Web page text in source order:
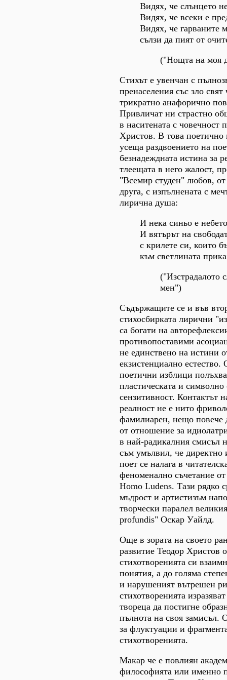
Видях, че слънцето
Видях, че всеки е
Видях, че гарваните
сълзи да пият от
("Нощта на моя
Стихът е увенчан с
пренаселения със зло
трикратно анафорично
Привличат ни страстно
в наситената с човечност
Христов. В това поетично
усеща раздвоението на
безнадеждната истина за
тлеещата в него жалост,
"Всемир студен" любов, от
друга, с изпълнената с
лирична душа:
И нека синьо е
И вятърът на
с крилете си, които
към светлината
("Изстрадалото
мен")
Съдържащите се и във
стихосбирката лирични
са богати на
противопоставими
не единствено на истини
екзистенциално
поетични изблици
пластическата и символно
сензитивност. Контактът
реалност не е нито
фамилиарен, нещо повече
от отношение за
в най-радикалния смисъл
съм умълвил, че директно
поет се налага в
феноменално съчетание
Homo Ludens. Тази рядко
мъдрост и артистизъм
творчески паралел
profundis" Оскар Уайлд.
Още в зората на своето
развитие Теодор Христов
стихотворенията си
понятия, а до голяма
и нарушеният вътрешен
стихотворенията
твореца да постигне
пълнота на своя замисъл.
за флуктуации и
стихотворенията.
Макар че е повлиян
философията или именно